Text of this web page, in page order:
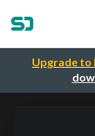
Upgrade to